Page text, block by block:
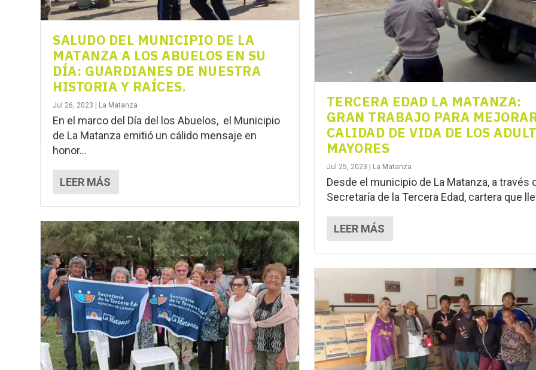
SALUDO DEL MUNICIPIO DE LA
MATANZA A LOS ABUELOS EN SU
DÍA: GUARDIANES DE NUESTRA
HISTORIA Y RAÍCES.
Jul 26, 2023 La Matanza
En el marco del Día del los Abuelos, el Municipio
de La Matanza emitió un cálido mensaje en
honor...
LEER MÁS
TERCERA EDAD LA MATANZA:
GRAN TRABAJO PARA
CALIDAD DE VIDA DE LOS
MAYORES
Jul 25, 2023 La Matanza
Desde el municipio de La Matanza, a través
Secretaría de la Tercera Edad, cartera que
LEER MÁS